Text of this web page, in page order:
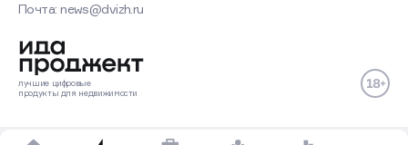
Почта: news@dvizh.ru
лучшие цифровые
продукты для недвижимости